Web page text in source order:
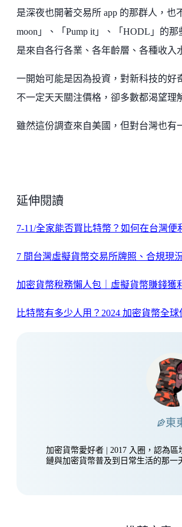
是深夜也開著交易所 app 的那群人，也
moon」、「Pump it」、「HODL」的
是來自各行各業、各年齡層、各種收入
一開始可能是因為投資，對新科技的好
不一定天天關注價格，卻多數都渴望理
雖然這份調查來自美國，但對台灣也有
延伸閱讀
7-11/全家能否買比特幣？如何在台灣便
7 間台灣虛擬貨幣交易所牌照、合規現
加密貨幣稅務懶人包｜虛擬貨幣賺錢獲
比特幣有多少人用？2024 加密貨幣全球
東
加密貨幣愛好者 | 2017 入圈，認為
鏈與加密貨幣普及到日常生活的那一